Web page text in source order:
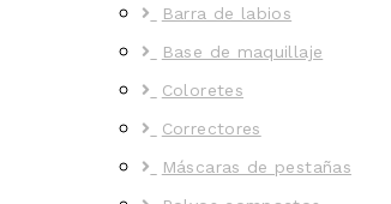
Barra de labios
Base de maquillaje
Coloretes
Correctores
Máscaras de pestañas